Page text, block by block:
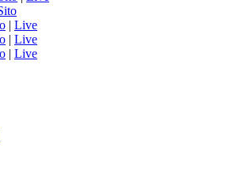
| Live
| Live
| Live